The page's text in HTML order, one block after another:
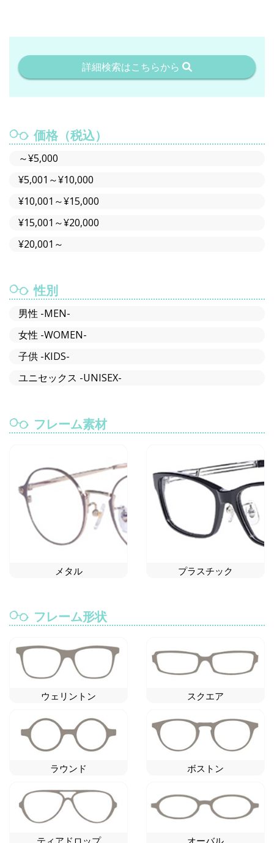
詳細検索はこちらから
価格（税込）
～¥5,000
¥5,001～¥10,000
¥10,001～¥15,000
¥15,001～¥20,000
¥20,001～
性別
男性 -MEN-
女性 -WOMEN-
子供 -KIDS-
ユニセックス -UNISEX-
フレーム素材
メタル プラスチック
フレーム形状
ウェリントン スクエア
ラウンド ボストン